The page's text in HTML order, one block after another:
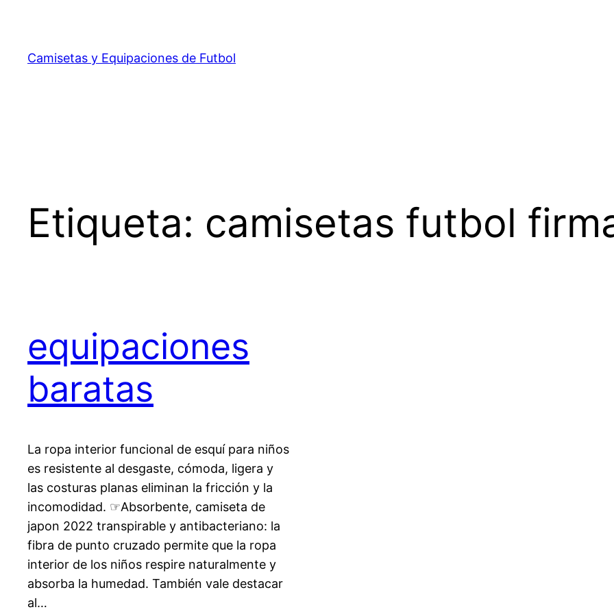
contenido
Camisetas y Equipaciones de Futbol
Etiqueta: camisetas futbol
equipaciones
baratas
La ropa interior funcional de esquí para niños
es resistente al desgaste, cómoda, ligera y
las costuras planas eliminan la fricción y la
incomodidad. ☞Absorbente, camiseta de
japon 2022 transpirable y antibacteriano: la
fibra de punto cruzado permite que la ropa
interior de los niños respire naturalmente y
absorba la humedad. También vale destacar
al…